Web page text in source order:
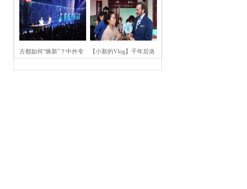
时节高粱红 会在河南开封举行
古都如何“焕新”？中外专 【小新的Vlog】千年后洛